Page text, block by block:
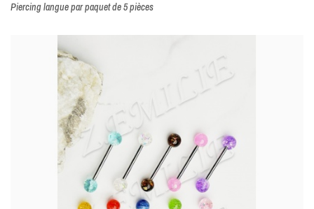
Piercing langue par paquet de 5 pièces